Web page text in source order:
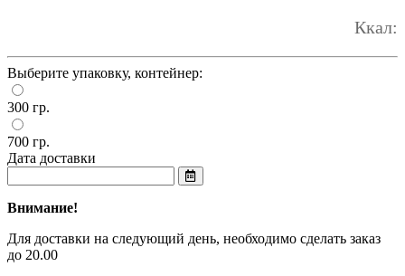
Ккал:
Выберите упаковку, контейнер:
300 гр.
700 гр.
Дата доставки
Внимание!
Для доставки на следующий день, необходимо сделать заказ
до 20.00